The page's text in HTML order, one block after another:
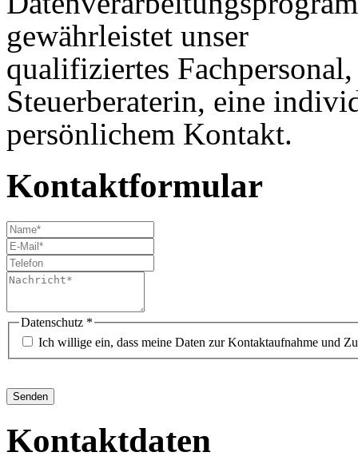
gewährleistet unser
qualifiziertes
Steuerberaterin, eine
persönlichem Kontakt.
Kontaktformular
Datenschutz *
Ich willige ein, dass meine Daten zur Kontaktaufnahme und
Senden
Kontaktdaten